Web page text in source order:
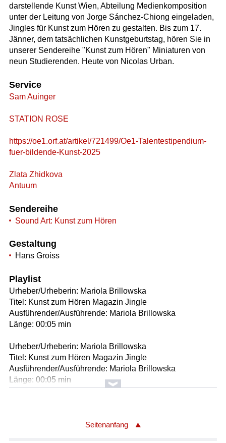
darstellende Kunst Wien, Abteilung Medienkomposition
unter der Leitung von Jorge Sánchez-Chiong eingeladen,
Jingles für Kunst zum Hören zu gestalten. Bis zum 17.
Jänner, dem tatsächlichen Kunstgeburtstag, hören Sie in
unserer Sendereihe "Kunst zum Hören" Miniaturen von
neun Studierenden. Heute von Nicolas Urban.
Service
Sam Auinger
STATION ROSE
https://oe1.orf.at/artikel/721499/Oe1-Talentestipendium-
fuer-bildende-Kunst-2025
Zlata Zhidkova
Antuum
Sendereihe
Sound Art: Kunst zum Hören
Gestaltung
Hans Groiss
Playlist
Urheber/Urheberin: Mariola Brillowska
Titel: Kunst zum Hören Magazin Jingle
Ausführender/Ausführende: Mariola Brillowska
Länge: 00:05 min
Urheber/Urheberin: Mariola Brillowska
Titel: Kunst zum Hören Magazin Jingle
Ausführender/Ausführende: Mariola Brillowska
Länge: 00:05 min
Ausführender/Ausführende: Mariola Brillowska
Seitenanfang